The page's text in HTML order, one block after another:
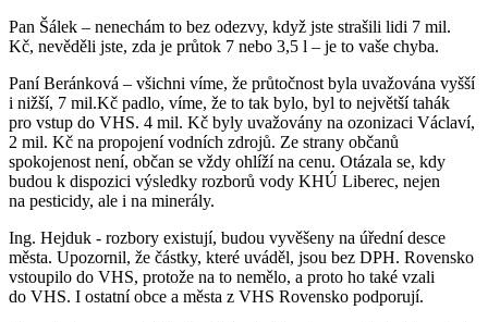
Pan Šálek – nenechám to bez odezvy, když jste strašili lidi 7 mil.
Kč, nevěděli jste, zda je průtok 7 nebo 3,5 l – je to vaše chyba.
Paní Beránková – všichni víme, že průtočnost byla uvažována vyšší
i nižší, 7 mil.Kč padlo, víme, že to tak bylo, byl to největší tahák
pro vstup do VHS. 4 mil. Kč byly uvažovány na ozonizaci Václaví,
2 mil. Kč na propojení vodních zdrojů. Ze strany občanů
spokojenost není, občan se vždy ohlíží na cenu. Otázala se, kdy
budou k dispozici výsledky rozborů vody KHÚ Liberec, nejen
na pesticidy, ale i na minerály.
Ing. Hejduk - rozbory existují, budou vyvěšeny na úřední desce
města. Upozornil, že částky, které uváděl, jsou bez DPH. Rovensko
vstoupilo do VHS, protože na to nemělo, a proto ho také vzali
do VHS. I ostatní obce a města z VHS Rovensko podporují.